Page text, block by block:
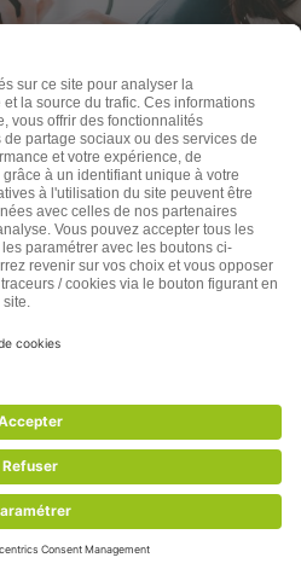
médecin ne se trompe pas
d’avoir ri au début du film
3,20out of 5)
sur l'article